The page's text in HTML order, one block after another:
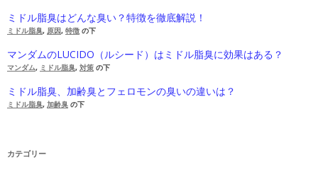
ミドル脂臭はどんな臭い？特徴を徹底解説！
ミドル脂臭, 原因, 特徴 の下
マンダムのLUCIDO（ルシード）はミドル脂臭に効果はある？
マンダム, ミドル脂臭, 対策 の下
ミドル脂臭、加齢臭とフェロモンの臭いの違いは？
ミドル脂臭, 加齢臭 の下
カテゴリー